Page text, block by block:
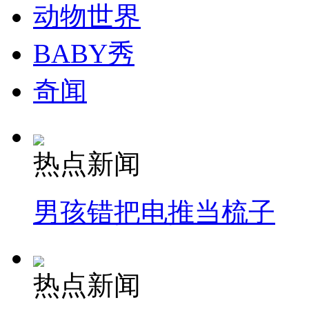
纽约上演“枕头大战”
司机酒驾遇交警 急速倒车逃窜
动物世界
BABY秀
奇闻
热点新闻
男孩错把电推当梳子
热点新闻